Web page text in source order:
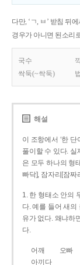
다만, ‘ㄱ, ㅂ’ 받침 뒤
경우가 아니면 된소리
국수
싹둑(~싹둑)
해설
이 조항에서 ‘한 단
풀이할 수 있다. 실
은 모두 하나의 형
빠닥], 잠자리[잠짜
1. 한 형태소 안의
다. 예를 들어 새의
유가 없다. 왜냐하
다.
어깨 오빠
아끼다